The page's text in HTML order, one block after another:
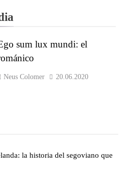
la historia del segoviano que
sum lux mundi: el
Neus Colomer 20.06.2020